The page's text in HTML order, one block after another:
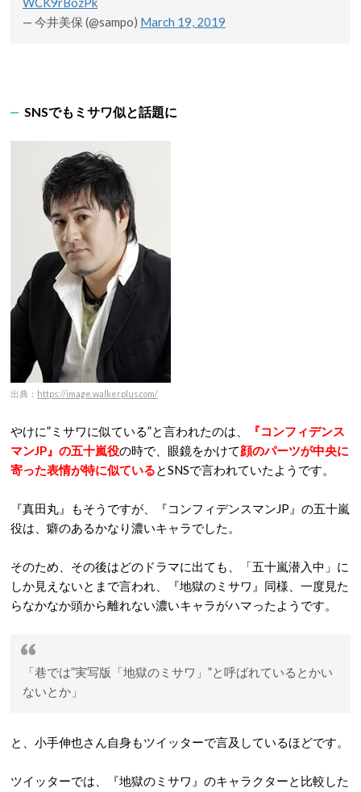
— 今井美保 (@sampo) March 19, 2019
SNSでもミサワ似と話題に
出典： https://image.walkerplus.com/
やけに”ミサワに似ている”と言われたのは、
『コンフィデンス
マンJP』の五十嵐役の時で、眼鏡をかけて顔のパーツが中央に
寄った表情が特に似ているとSNSで言われていたようです。
『真田丸』もそうですが、『コンフィデンスマンJP』の五十嵐
役は、癖のあるかなり濃いキャラでした。
そのため、その後はどのドラマに出ても、「五十嵐潜入中」に
しか見えないとまで言われ、『地獄のミサワ』同様、一度見た
らなかなか頭から離れない濃いキャラがハマったようです。
「巷では”実写版「地獄のミサワ」”と呼ばれているとかい
ないとか」
と、小手伸也さん自身もツイッターで言及しているほどです。
ツイッターでは、『地獄のミサワ』のキャラクターと比較した